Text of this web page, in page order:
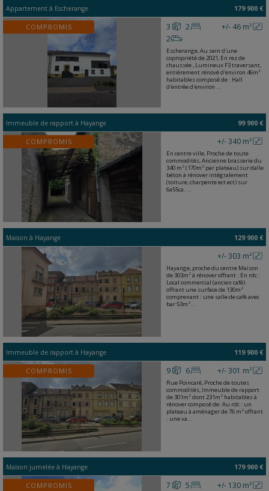
Appartement à Escherange 179 900 €
COMPROMIS +/- 46 m²
3
2
2
Escherange, Au sein d'une
copropriété de 2021, En rez de
chaussée , Lumineux F3 traversant,
entièrement rénové d'environ 46m²
habitables composé de : Hall
d'entrée d'environ ...
Immeuble de rapport à Hayange 99 900 €
COMPROMIS +/- 340 m²
En centre ville, Proche de toute
commodités, Ancienne brasserie du
340 m² (170m² par plateau) sur dalle
béton à rénover intégralement
(toiture, charpente ect ect) sur
6a55ca. ...
Maison à Hayange 129 900 €
+/- 303 m²
Hayange, proche du centre Maison
de 303m² à rénover offrant : En rdc :
Local commercial (ancien café)
offrant une surface de 130m²
comprenant : une salle de café avec
bar 53m²...
Immeuble de rapport à Hayange 119 900 €
COMPROMIS +/- 301 m²
9 6
Rue Poincaré, Proche de toutes
commodités, Immeuble de rapport
de 301m² dont 231m² habitables à
rénover composé de: Au rdc : un
plateau à aménager de 76 m² offrant
: une va...
Maison jumelée à Hayange 179 900 €
COMPROMIS +/- 130 m²
7
5